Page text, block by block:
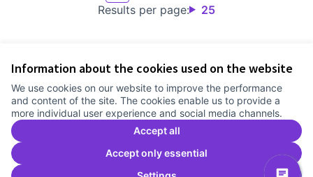
Information about the cookies used on the website
We use cookies on our website to improve the performance
and content of the site. The cookies enable us to provide a
more individual user experience and social media channels.
Accept all
Accept only essential
Results per page: 25
Cookie settings
Comunitat Canòdrom at Facebook
(External link)
Comunitat Canòdrom at Instagram
(External link)
Comunitat Canòdrom at YouTube
(External link)
English
Triar la llenguaElegir el idiomaChoose language